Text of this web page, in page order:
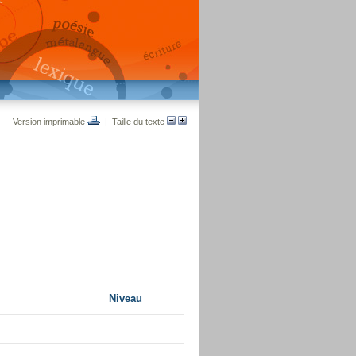
Version imprimable | Taille du texte
Niveau